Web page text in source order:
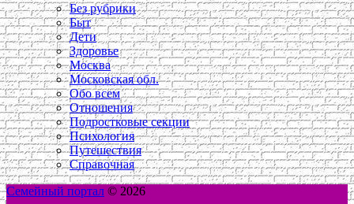
Без рубрики
Быт
Дети
Здоровье
Москва
Московская обл.
Обо всем
Отношения
Подростковые секции
Психология
Путешествия
Справочная
Семейный портал © 2026